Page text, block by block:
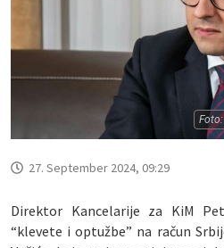
27. September 2024, 09:29
Direktor Kancelarije za KiM
“klevete i optužbe” na račun